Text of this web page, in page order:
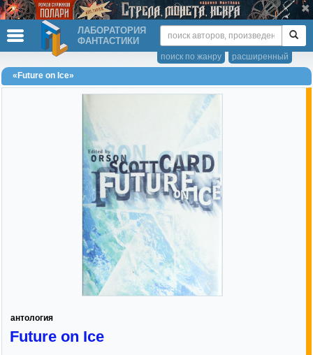
ЛАБОРАТОРИЯ
ФАНТАСТИКИ
расширенный
поиск по жанру
«Future on Ice»
антология
Future on Ice